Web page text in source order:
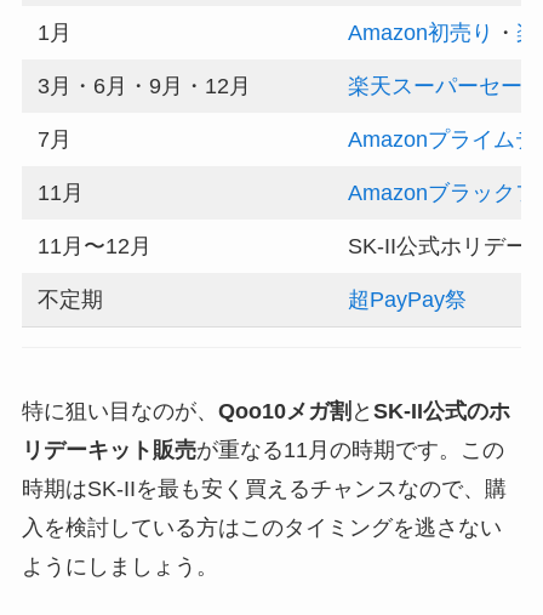
1月 Amazon初売り ・楽
3月・6月・9月・12月 楽天スーパーセー
7月 Amazonプライムデ
11月 Amazonブラック
11月〜12月 SK-II公式ホリデー
不定期 超PayPay祭
特に狙い目なのが、 Qoo10メガ割 と SK-II公式のホ
リデーキット販売が重なる11月の時期です。この
時期はSK-IIを最も安く買えるチャンスなので、購
入を検討している方はこのタイミングを逃さない
ようにしましょう。